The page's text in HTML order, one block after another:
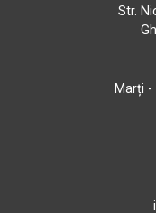
Str.
Marți -